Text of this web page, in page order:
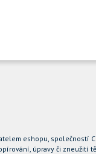
eshopu, společností
úpravy či